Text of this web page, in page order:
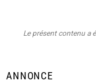
Le présent contenu a
ANNONCE